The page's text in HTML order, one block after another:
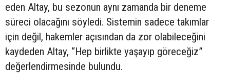
eden Altay, bu sezonun aynı zamanda bir deneme
süreci olacağını söyledi. Sistemin sadece takımlar
için değil, hakemler açısından da zor olabileceğini
kaydeden Altay, “Hep birlikte yaşayıp göreceğiz”
değerlendirmesinde bulundu.